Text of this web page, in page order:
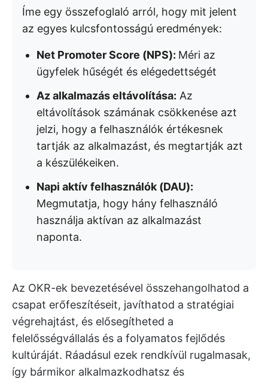
Íme egy összefoglaló arról, hogy mit jelent
az egyes kulcsfontosságú eredmények:
Net Promoter Score (NPS): Méri az
ügyfelek hűségét és elégedettségét
Az alkalmazás eltávolítása: Az
eltávolítások számának csökkenése azt
jelzi, hogy a felhasználók értékesnek
tartják az alkalmazást, és megtartják azt
a készülékeiken.
Napi aktív felhasználók (DAU):
Megmutatja, hogy hány felhasználó
használja aktívan az alkalmazást
naponta.
Az OKR-ek bevezetésével összehangolhatod a
csapat erőfeszítéseit, javíthatod a stratégiai
végrehajtást, és elősegítheted a
felelősségvállalás és a folyamatos fejlődés
kultúráját. Ráadásul ezek rendkívül rugalmasak,
így bármikor alkalmazkodhatsz és